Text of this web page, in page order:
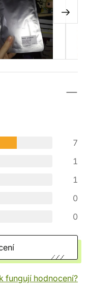
7
1
1
0
0
fungují hodnocení?